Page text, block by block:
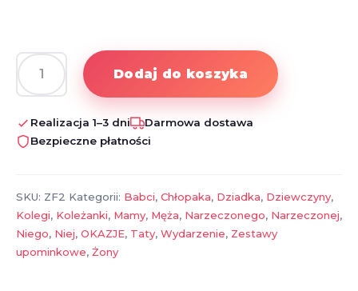
ilość
Zestaw
świąteczny
z
–
personalizowany
prezent
dla
Dodaj do koszyka
Realizacja 1–3 dni
Darmowa dostawa
Bezpieczne płatności
SKU: ZF2 Kategorii: Babci, Chłopaka, Dziadka, Dziewczyny,
Kolegi, Koleżanki, Mamy, Męża, Narzeczonego, Narzeczonej,
Niego, Niej, OKAZJE, Taty, Wydarzenie, Zestawy
upominkowe, Żony